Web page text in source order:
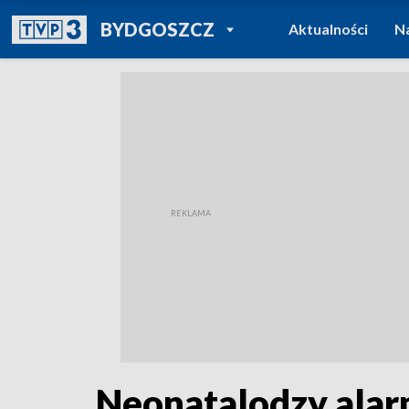
BYDGOSZCZPOWRÓT DO
TVP REGIONY
Aktualności